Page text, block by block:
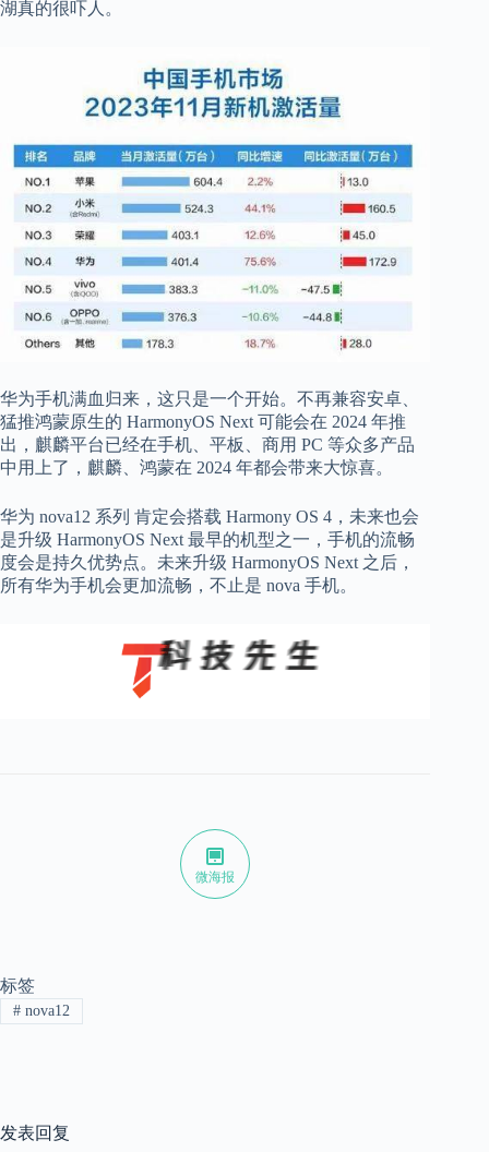
湖真的很吓人。
华为手机满血归来，这只是一个开始。不再兼容安卓、
猛推鸿蒙原生的 HarmonyOS Next 可能会在 2024 年推
出，麒麟平台已经在手机、平板、商用 PC 等众多产品
中用上了，麒麟、鸿蒙在 2024 年都会带来大惊喜。
华为 nova12 系列 肯定会搭载 Harmony OS 4，未来也会
是升级 HarmonyOS Next 最早的机型之一，手机的流畅
度会是持久优势点。未来升级 HarmonyOS Next 之后，
所有华为手机会更加流畅，不止是 nova 手机。
微海报
标签
#nova12
发表回复